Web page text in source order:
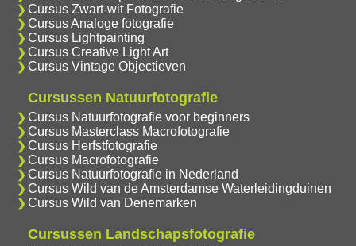
Cursus Zwart-wit Fotografie
Cursus Analoge fotografie
Cursus Lightpainting
Cursus Creative Light Art
Cursus Vintage Objectieven
Cursussen Natuurfotografie
Cursus Natuurfotografie voor beginners
Cursus Masterclass Macrofotografie
Cursus Herfstfotografie
Cursus Macrofotografie
Cursus Natuurfotografie in Nederland
Cursus Wild van de Amsterdamse Waterleidingduinen
Cursus Wild van Denemarken
Cursussen Landschapsfotografie